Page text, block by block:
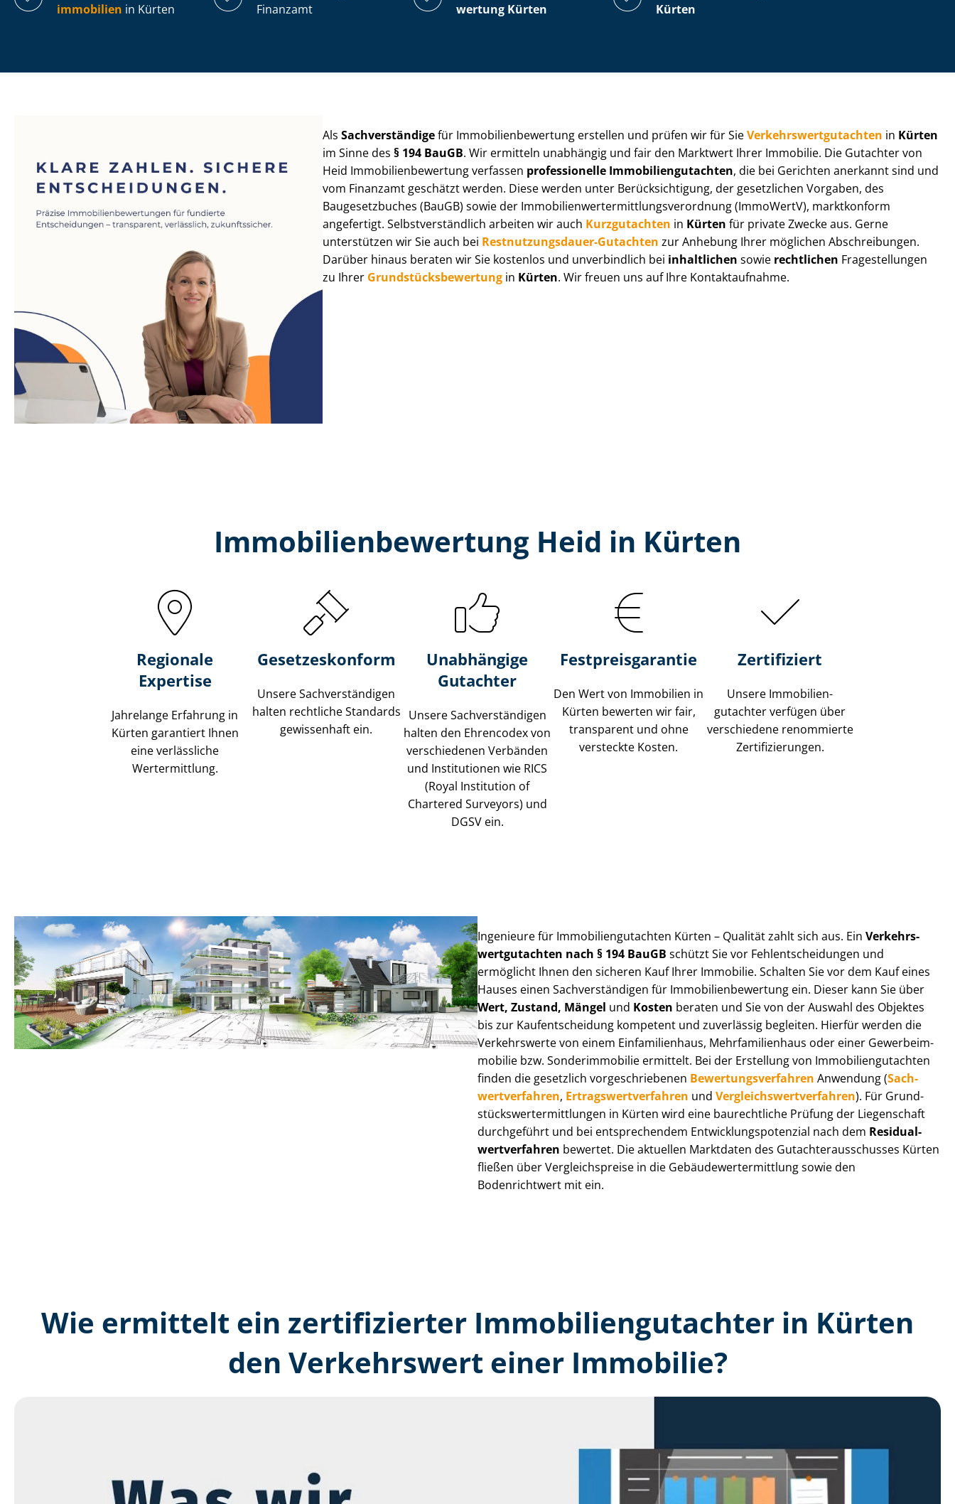
im­mo­bi­li­en in Kürten
Finanzamt
wer­tung Kürten
Kürten
AlsSachverständigefür Im­mo­bi­li­en­be­wer­tung erstellen und prüfen wir für SieVer­kehrs­wert­gut­ach­ten in Kürten
im Sinne des§ 194 BauGB. Wir ermitteln unabhängig und fair den Marktwert Ihrer Immobilie. Die Gutachter von
Heid Im­mo­bi­li­en­be­wer­tung verfassen professionelle Im­mo­bi­li­en­gut­ach­ten, die bei Gerichten anerkannt sind und
vom Finanzamt geschätzt werden. Diese werden unter Be­rück­sich­ti­gung, der gesetzlichen Vorgaben, des
Baugesetzbuches (BauGB) sowie der Im­mo­bi­li­en­wert­ermitt­lungs­ver­ord­nung (ImmoWertV), marktkonform
angefertigt. Selbst­ver­ständ­lich arbeiten wir auch Kurzgutachten in Kürten für private Zwecke aus. Gerne
unterstützen wir Sie auch bei Rest­nut­zungs­dau­er-Gutachten zur Anhebung Ihrer möglichen Abschreibungen.
Darüber hinaus beraten wir Sie kostenlos und unverbindlich bei inhaltlichen sowie rechtlichen Fragestellungen
zu Ihrer Grund­stücks­be­wer­tung in Kürten. Wir freuen uns auf Ihre Kontaktaufnahme.
Immobilien­bewertung Heid in Kürten
Regionale
Expertise
Jahrelange Erfahrung in
Kürten garantiert Ihnen
eine verlässliche
Wertermittlung.
Gesetzes­konform
Unsere Sach­ver­stän­di­gen
halten rechtliche Standards
gewissenhaft ein.
Unabhängige
Gutachter
Unsere Sach­ver­stän­di­gen
halten den Ehrencodex von
verschiedenen Verbänden
und Institutionen wie RICS
(Royal Institution of
Chartered Surveyors) und
DGSV ein.
Festpreis​garantie
Den Wert von Immobilien in
Kürten bewerten wir fair,
transparent und ohne
versteckte Kosten.
Zertifiziert
Unsere Immobilien­
gutachter verfügen über
verschiedene renommierte
Zer­ti­fi­zie­run­gen.
Ingenieure für Im­mo­bi­li­en­gut­ach­ten Kürten – Qualität zahlt sich aus. Ein Ver­kehrs­
wert­gut­ach­ten nach § 194 BauGB schützt Sie vor Fehl­ent­schei­dun­gen und
ermöglicht Ihnen den sicheren Kauf Ihrer Immobilie. Schalten Sie vor dem Kauf eines
Hauses einen Sach­ver­stän­di­gen für Im­mo­bi­li­en­be­wer­tung ein. Dieser kann Sie über
Wert, Zustand, Mängel und Kosten beraten und Sie von der Auswahl des Objektes
bis zur Kauf­ent­schei­dung kompetent und zuverlässig begleiten. Hierfür werden die
Verkehrswerte von einem Einfamilienhaus, Mehr­fa­mi­li­en­haus oder einer Ge­wer­be­im­
mo­bi­lie bzw. Sonderimmobilie ermittelt. Bei der Erstellung von Im­mo­bi­li­en­gut­ach­ten
finden die gesetzlich vor­ge­schrie­be­nen Be­wer­tungs­ver­fah­ren Anwendung (Sach­
wert­ver­fah­ren, Er­trags­wert­ver­fah­ren und Ver­gleichs­wert­ver­fah­ren). Für Grund­
stücks­wert­ermitt­lun­gen in Kürten wird eine baurechtliche Prüfung der Liegenschaft
durchgeführt und bei entsprechendem Ent­wick­lungs­po­ten­zi­al nach dem Re­si­du­al­
wert­ver­fah­ren bewertet. Die aktuellen Marktdaten des Gut­ach­ter­aus­schus­ses Kürten
fließen über Ver­gleichs­prei­se in die Ge­bäu­de­wert­ermitt­lung sowie den
Bodenrichtwert mit ein.
Wie ermittelt ein zertifizierter Immobilien­gutachter in Kürten
den Verkehrswert einer Immobilie?